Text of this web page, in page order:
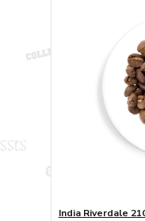
India Riverdale